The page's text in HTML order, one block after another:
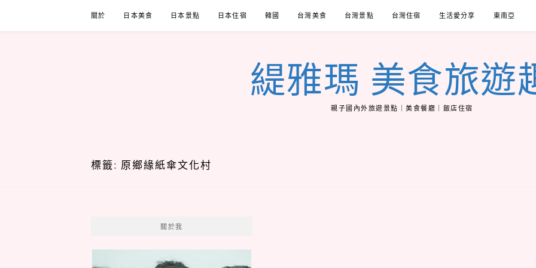
關於 日本美食 日本景點 日本住宿 韓國 台灣美食 台灣景點 台灣住宿 生活愛分享 東南亞
緹雅瑪 美食旅遊
親子國內外旅遊景點｜美食餐廳｜飯店住宿
標籤: 原鄉緣紙傘文化村
關於我